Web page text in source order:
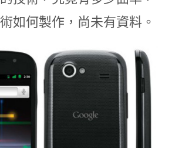
如何製作，尚未有資料。